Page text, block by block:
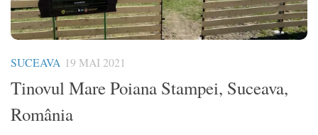
SUCEAVA 19 MAI 2021
Tinovul Mare Poiana Stampei, Suceava,
România